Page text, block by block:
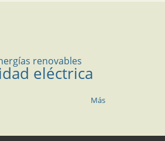
renovables
eléctrica
Más